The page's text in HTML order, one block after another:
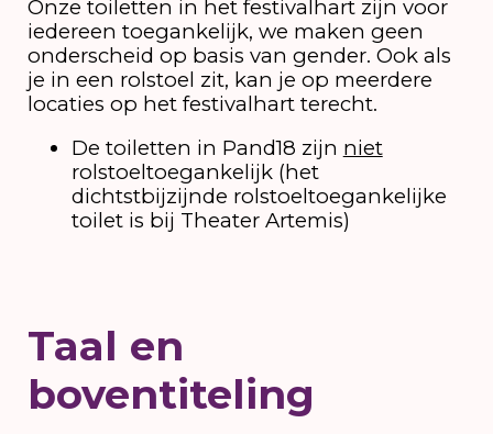
Onze toiletten in het festivalhart zijn voor
iedereen toegankelijk, we maken geen
onderscheid op basis van gender. Ook als
je in een rolstoel zit, kan je op meerdere
locaties op het festivalhart terecht.
De toiletten in Pand18 zijn niet
rolstoeltoegankelijk (het
dichtstbijzijnde rolstoeltoegankelijke
toilet is bij Theater Artemis)
Taal en
boventiteling